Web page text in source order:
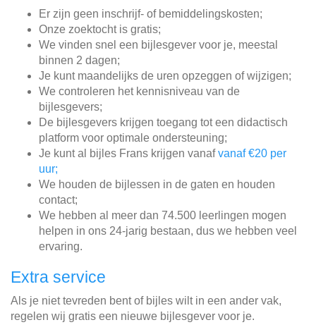
Er zijn geen inschrijf- of bemiddelingskosten;
Onze zoektocht is gratis;
We vinden snel een bijlesgever voor je, meestal
binnen 2 dagen;
Je kunt maandelijks de uren opzeggen of wijzigen;
We controleren het kennisniveau van de
bijlesgevers;
De bijlesgevers krijgen toegang tot een didactisch
platform voor optimale ondersteuning;
Je kunt al bijles Frans krijgen vanafvanaf €20 per
uur;
We houden de bijlessen in de gaten en houden
contact;
We hebben al meer dan 74.500 leerlingen mogen
helpen in ons 24-jarig bestaan, dus we hebben veel
ervaring.
Extra service
Als je niet tevreden bent of bijles wilt in een ander vak,
regelen wij gratis een nieuwe bijlesgever voor je.